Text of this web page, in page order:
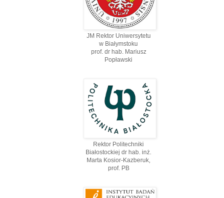
JM Rektor Uniwersytetu
w Białymstoku
prof. dr hab. Mariusz
Popławski
Rektor Politechniki
Białostockiej dr hab. inż.
Marta Kosior-Kazberuk,
prof. PВ